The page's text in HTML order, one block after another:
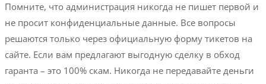
Помните, что администрация никогда не пишет первой и
не просит конфиденциальные данные. Все вопросы
решаются только через официальную форму тикетов на
сайте. Если вам предлагают выгодную сделку в обход
гаранта – это 100% скам. Никогда не передавайте деньги